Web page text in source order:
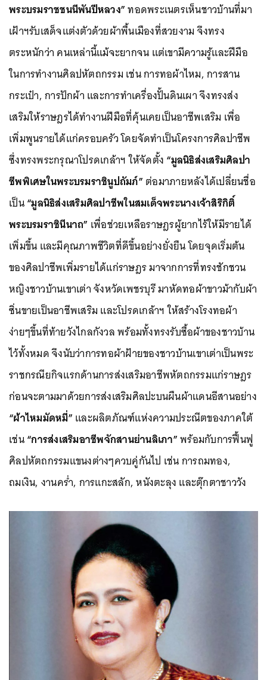
พระบรมราชชนนีพันปีหลวง”ทอดพระเนตรเห็นชาวบ้านที่มา
เฝ้าฯรับเสด็จแต่งตัวด้วยผ้าพื้นเมืองที่สวยงาม จึงทรง
ตระหนักว่า คนเหล่านี้แม้จะยากจน แต่เขามีความรู้และฝีมือ
ในการทำงานศิลปหัตถกรรม เช่น การทอผ้าไหม, การสาน
กระเป๋า, การปักผ้า และการทำเครื่องปั้นดินเผา จึงทรงส่ง
เสริมให้ราษฎรได้ทำงานฝีมือที่คุ้นเคยเป็นอาชีพเสริม เพื่อ
เพิ่มพูนรายได้แก่ครอบครัว โดยจัดทำเป็นโครงการศิลปาชีพ
ซึ่งทรงพระกรุณาโปรดเกล้าฯ ให้จัดตั้ง “มูลนิธิส่งเสริมศิลปา
ชีพพิเศษในพระบรมราชินูปถัมภ์” ต่อมาภายหลังได้เปลี่ยนชื่อ
เป็น“มูลนิธิส่งเสริมศิลปาชีพในสมเด็จพระนางเจ้าสิริกิติ์
พระบรมราชินีนาถ” เพื่อช่วยเหลือราษฎรผู้ยากไร้ให้มีรายได้
เพิ่มขึ้น และมีคุณภาพชีวิตที่ดีขึ้นอย่างยั่งยืน โดยจุดเริ่มต้น
ของศิลปาชีพเพิ่มรายได้แก่ราษฎร มาจากการที่ทรงชักชวน
หญิงชาวบ้านเขาเต่า จังหวัดเพชรบุรี มาหัดทอผ้าขาวม้ากับผ้า
ซิ่นขายเป็นอาชีพเสริม และโปรดเกล้าฯ ให้สร้างโรงทอผ้า
ง่ายๆขึ้นที่ท้ายวังไกลกังวล พร้อมทั้งทรงรับซื้อผ้าของชาวบ้าน
ไว้ทั้งหมด จึงนับว่าการทอผ้าฝ้ายของชาวบ้านเขาเต่าเป็นพระ
ราชกรณียกิจแรกด้านการส่งเสริมอาชีพหัตถกรรมแก่ราษฎร
ก่อนจะตามมาด้วยการส่งเสริมศิลปะบนผืนผ้าแดนอีสานอย่าง
“ผ้าไหมมัดหมี่” และผลิตภัณฑ์แห่งความประณีตของภาคใต้
เช่น“การส่งเสริมอาชีพจักสานย่านลิเภา”พร้อมกับการฟื้นฟู
ศิลปหัตถกรรมแขนงต่างๆควบคู่กันไป เช่น การถมทอง,
ถมเงิน, งานคร่ำ, การแกะสลัก, หนังตะลุง และตุ๊กตาชาววัง